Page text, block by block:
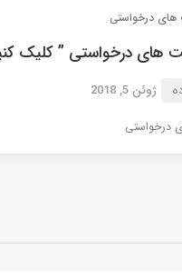
های درخواستی
های درخواستی ” کلیک
ژوئن 5, 2018
درخواستی